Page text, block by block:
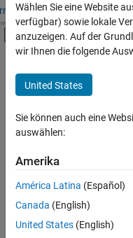
– Übersicht
Umschaltung
Hauptinhalt
Information Technology
Commercial Sales
Marketing
Marketing Services
Finance and Operations
Human Resources
+5
Derzeit
es
keine
offenen
Stellen,
Wählen Sie eine Website
verfügbar) sowie lokale
anzuzeigen. Auf der
wir Ihnen die folgende
United States
Sie können auch eine
auswählen:
Amerika
América Latina (Español)
Canada (English)
United States (English)